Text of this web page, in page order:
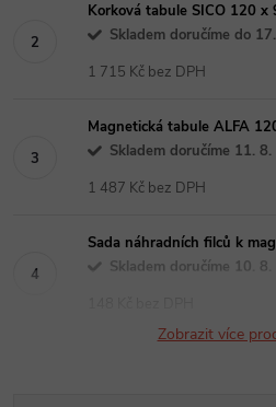
Korková tabule SICO 120 x
Skladem doručíme do
1 715 Kč bez DPH
Magnetická tabule ALFA
Skladem doručíme 11.
1 487 Kč bez DPH
Sada náhradních filců k
Skladem doručíme 10.
Zobrazit více